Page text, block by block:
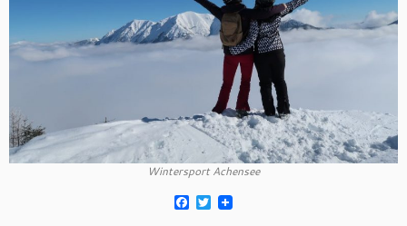
Wintersport Achensee
F T
w